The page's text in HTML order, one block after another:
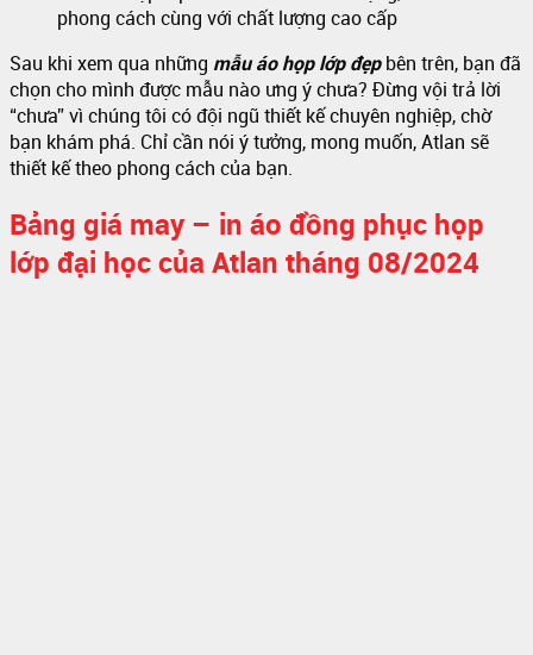
phong cách cùng với chất lượng cao cấp
Sau khi xem qua những mẫu áo họp lớp đẹp bên trên, bạn đã
chọn cho mình được mẫu nào ưng ý chưa? Đừng vội trả lời
“chưa” vì chúng tôi có đội ngũ thiết kế chuyên nghiệp, chờ
bạn khám phá. Chỉ cần nói ý tưởng, mong muốn, Atlan sẽ
thiết kế theo phong cách của bạn.
Bảng giá may – in áo đồng phục họp
lớp đại học của Atlan tháng 08/2024